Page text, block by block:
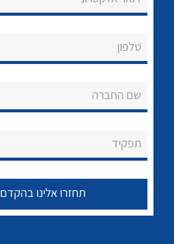
נקודות מכירה
About Ateka Ltd.
טלפון
שם החברה
תפקיד